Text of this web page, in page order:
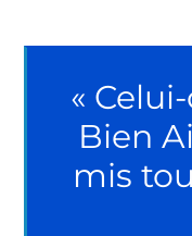
«
Bien
mis